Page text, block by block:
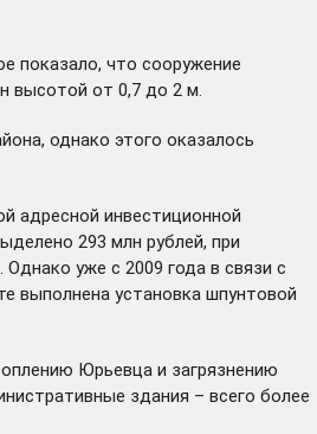
показало, что сооружение
высотой от 0,7 до 2 м.
однако этого оказалось
адресной инвестиционной
293 млн рублей, при
уже с 2009 года в связи с
выполнена установка шпунтовой
Юрьевца и загрязнению
здания – всего более